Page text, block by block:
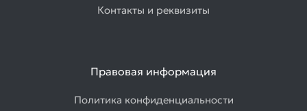
Контакты и реквизиты
Правовая информация
Политика конфиденциальности